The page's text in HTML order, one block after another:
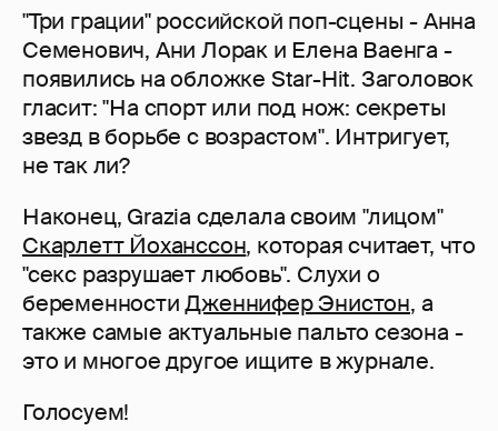
"Три грации" российской поп-сцены - Анна
Семенович, Ани Лорак и Елена Ваенга -
появились на обложке Star-Hit. Заголовок
гласит: "На спорт или под нож: секреты
звезд в борьбе с возрастом". Интригует,
не так ли?
Наконец, Grazia сделала своим "лицом"
Скарлетт Йоханссон, которая считает, что
"секс разрушает любовь". Слухи о
беременностиДженнифер Энистон, а
также самые актуальные пальто сезона -
это и многое другое ищите в журнале.
Голосуем!